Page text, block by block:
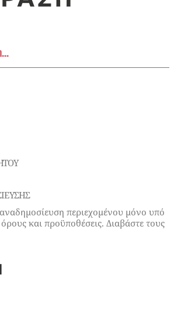
περιεχομένου μόνο υπό
και προϋποθέσεις. Διαβάστε τους